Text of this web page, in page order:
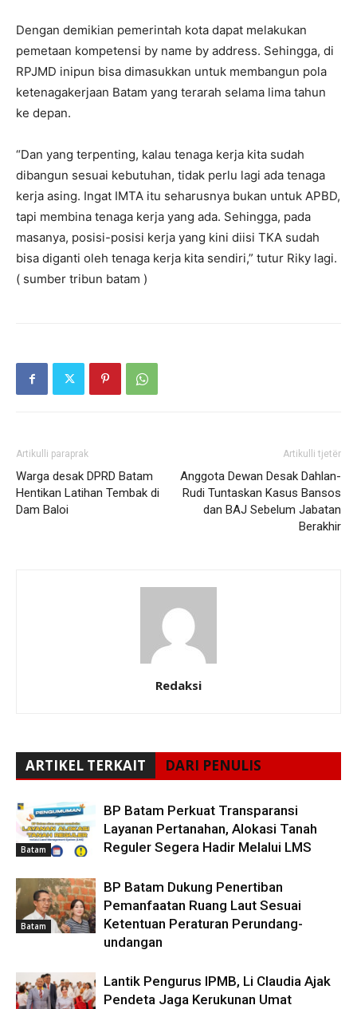
Dengan demikian pemerintah kota dapat melakukan
pemetaan kompetensi by name by address. Sehingga, di
RPJMD inipun bisa dimasukkan untuk membangun pola
ketenagakerjaan Batam yang terarah selama lima tahun
ke depan.
“Dan yang terpenting, kalau tenaga kerja kita sudah
dibangun sesuai kebutuhan, tidak perlu lagi ada tenaga
kerja asing. Ingat IMTA itu seharusnya bukan untuk APBD,
tapi membina tenaga kerja yang ada. Sehingga, pada
masanya, posisi-posisi kerja yang kini diisi TKA sudah
bisa diganti oleh tenaga kerja kita sendiri,” tutur Riky lagi.
( sumber tribun batam )
Artikulli paraprak
Warga desak DPRD Batam
Hentikan Latihan Tembak di
Dam Baloi
Artikulli tjetër
Anggota Dewan Desak Dahlan-
Rudi Tuntaskan Kasus Bansos
dan BAJ Sebelum Jabatan
Berakhir
Redaksi
ARTIKEL TERKAIT DARI PENULIS
Batam
BP Batam Perkuat Transparansi
Layanan Pertanahan, Alokasi Tanah
Reguler Segera Hadir Melalui LMS
Batam
BP Batam Dukung Penertiban
Pemanfaatan Ruang Laut Sesuai
Ketentuan Peraturan Perundang-
undangan
Lantik Pengurus IPMB, Li Claudia Ajak
Pendeta Jaga Kerukunan Umat